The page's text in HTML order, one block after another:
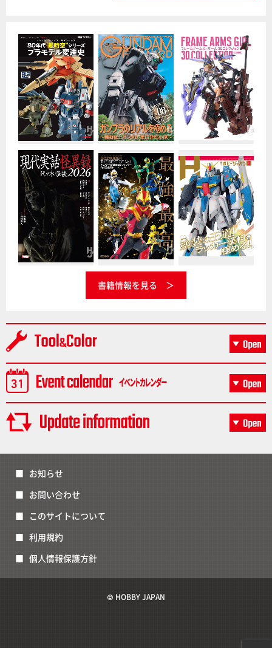
書籍情報を見る
お知らせ
お問い合わせ
このサイトについて
利用規約
個人情報保護方針
© HOBBY JAPAN